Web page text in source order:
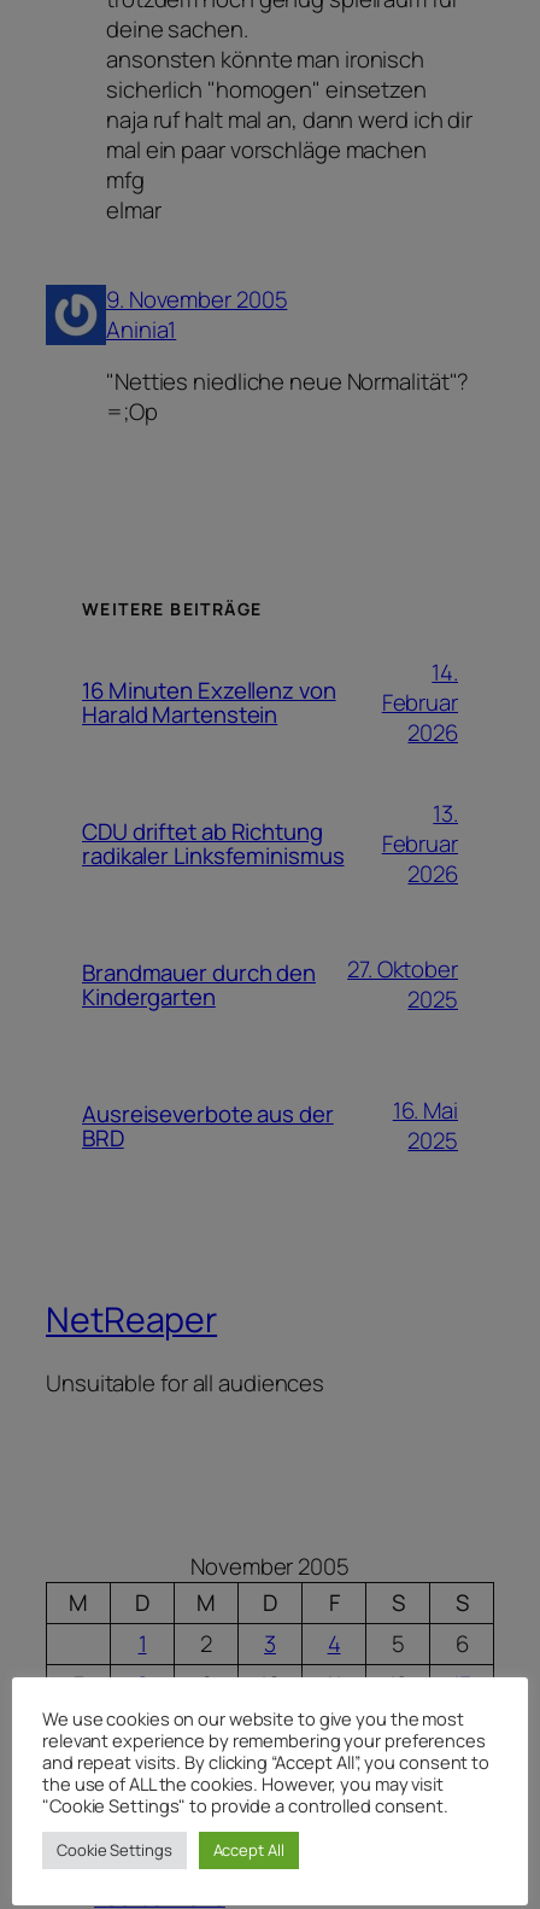
deine sachen.
ansonsten könnte man ironisch
sicherlich "homogen" einsetzen
naja ruf halt mal an, dann werd ich dir
mal ein paar vorschläge machen
mfg
elmar
9. November 2005
Aninia1
"Netties niedliche neue Normalität"?
=;Op
WEITERE BEITRÄGE
16 Minuten Exzellenz von
Harald Martenstein
14.
Februar
2026
CDU driftet ab Richtung
radikaler Linksfeminismus
13.
Februar
2026
Brandmauer durch den
Kindergarten
27. Oktober
2025
Ausreiseverbote aus der
BRD
16. Mai
2025
NetReaper
Unsuitable for all audiences
November 2005
M
D M D F S
S
1
2 3 4 5
6
7
8 9 10 11 12
13
14
15 16 17 18 19
20
21
22 23 24 25 26
27
28
29
30
« Okt. Dez. »
We use cookies on our website to give you the most
relevant experience by remembering your preferences
and repeat visits. By clicking “Accept All”, you consent to
the use of ALL the cookies. However, you may visit
"Cookie Settings" to provide a controlled consent.
Cookie Settings Accept All